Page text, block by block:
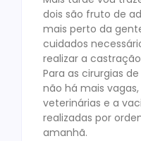
dois são fruto de
mais perto da
cuidados
realizar a
Para as cirurgias
não há mais
veterinárias e a
realizadas por
amanhã.